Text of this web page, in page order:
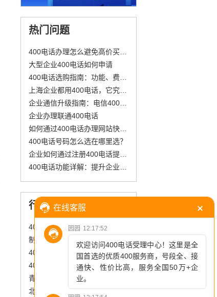
热门问题
大型企业400电话如何申请
企业办理联通400电话
400电话号码怎么选在哪里选？
行业资讯
制造业新宠：400电话提升服务效率
400选号：小心这些“隐形账单”
400电话号码怎么收费
北京企业必看！400电话申请全攻略